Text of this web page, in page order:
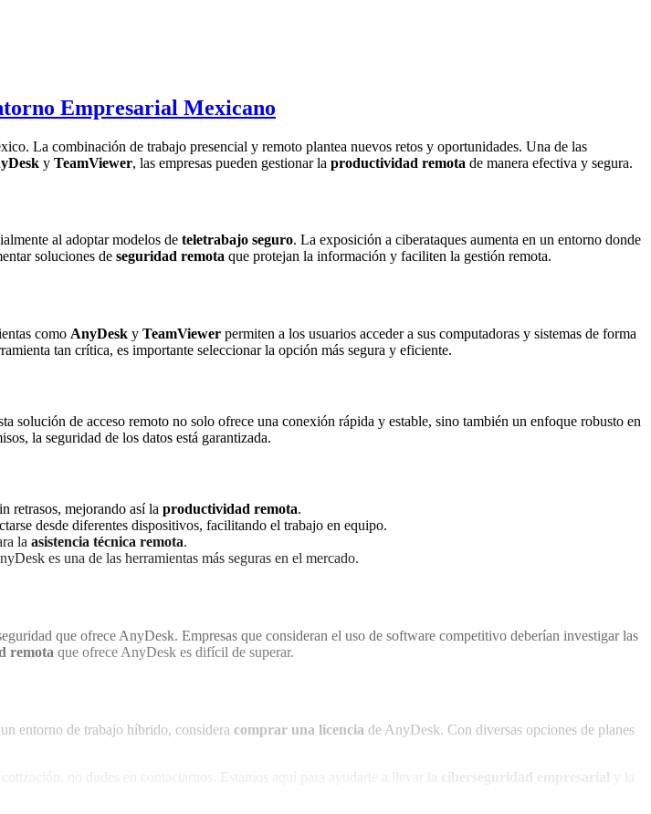
Empresarial Mexicano
La combinación de trabajo presencial y remoto plantea nuevos retos y oportunidades. Una de las
y TeamViewer, las empresas pueden gestionar la productividad remota de manera efectiva y segura.
al adoptar modelos de teletrabajo seguro. La exposición a ciberataques aumenta en un entorno donde
soluciones de seguridad remota que protejan la información y faciliten la gestión remota.
como AnyDesk y TeamViewer permiten a los usuarios acceder a sus computadoras y sistemas de forma
tan crítica, es importante seleccionar la opción más segura y eficiente.
solución de acceso remoto no solo ofrece una conexión rápida y estable, sino también un enfoque robusto en
la seguridad de los datos está garantizada.
retrasos, mejorando así la productividad remota.
desde diferentes dispositivos, facilitando el trabajo en equipo.
la asistencia técnica remota.
es una de las herramientas más seguras en el mercado.
que ofrece AnyDesk. Empresas que consideran el uso de software competitivo deberían investigar las
remota que ofrece AnyDesk es difícil de superar.
entorno de trabajo híbrido, considera comprar una licencia de AnyDesk. Con diversas opciones de planes
no dudes en contactarnos. Estamos aquí para ayudarte a llevar la ciberseguridad empresarial y la